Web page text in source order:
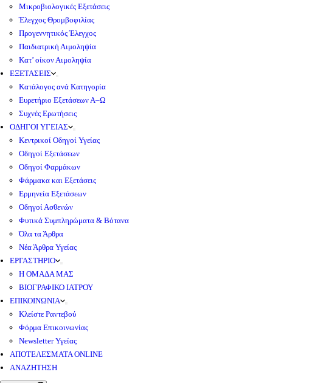
Μικροβιολογικές Εξετάσεις
Έλεγχος Θρομβοφιλίας
Προγεννητικός Έλεγχος
Παιδιατρική Αιμοληψία
Κατ’ οίκον Αιμοληψία
ΕΞΕΤΑΣΕΙΣ
Κατάλογος ανά Κατηγορία
Ευρετήριο Εξετάσεων Α–Ω
Συχνές Ερωτήσεις
ΟΔΗΓΟΙ ΥΓΕΙΑΣ
Κεντρικοί Οδηγοί Υγείας
Οδηγοί Εξετάσεων
Οδηγοί Φαρμάκων
Φάρμακα και Εξετάσεις
Ερμηνεία Εξετάσεων
Οδηγοί Ασθενών
Φυτικά Συμπληρώματα & Βότανα
Όλα τα Άρθρα
Νέα Άρθρα Υγείας
ΕΡΓΑΣΤΗΡΙΟ
Η ΟΜΑΔΑ ΜΑΣ
ΒΙΟΓΡΑΦΙΚΟ ΙΑΤΡΟΥ
ΕΠΙΚΟΙΝΩΝΙΑ
Κλείστε Ραντεβού
Φόρμα Επικοινωνίας
Newsletter Υγείας
ΑΠΟΤΕΛΕΣΜΑΤΑ ONLINE
ΑΝΑΖΗΤΗΣΗ